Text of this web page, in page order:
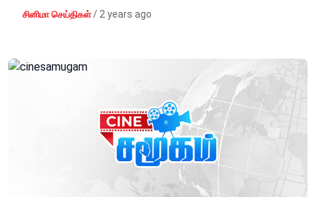
சினிமா செய்திகள் /2 years ago